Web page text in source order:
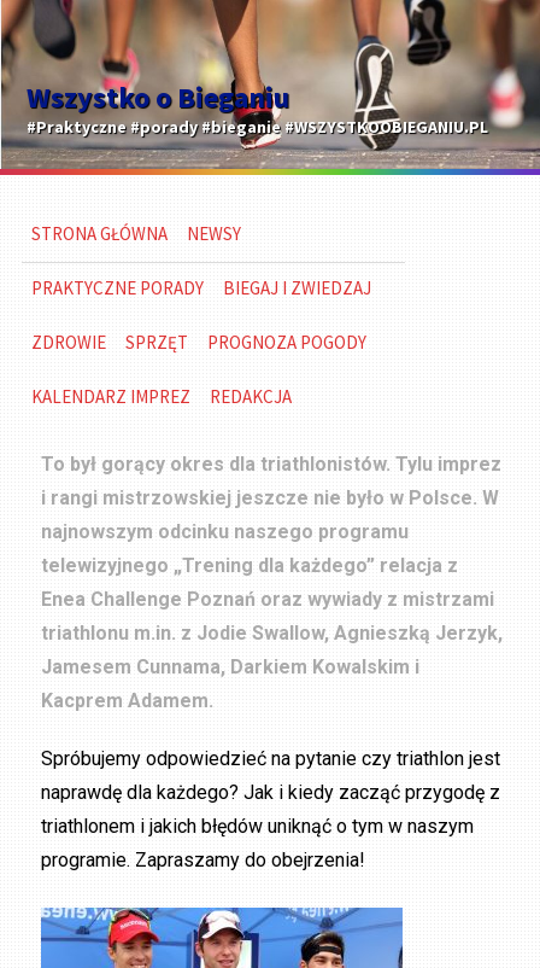
Wszystko o Bieganiu
#Praktyczne #porady #bieganie #WSZYSTKOOBIEGANIU.PL
STRONA GŁÓWNA NEWSY
PRAKTYCZNE PORADY BIEGAJ I ZWIEDZAJ
ZDROWIE SPRZĘT PROGNOZA POGODY
KALENDARZ IMPREZ REDAKCJA
To był gorący okres dla triathlonistów. Tylu imprez
i rangi mistrzowskiej jeszcze nie było w Polsce. W
najnowszym odcinku naszego programu
telewizyjnego „Trening dla każdego” relacja z
Enea Challenge Poznań oraz wywiady z mistrzami
triathlonu m.in. z Jodie Swallow, Agnieszką Jerzyk,
Jamesem Cunnama, Darkiem Kowalskim i
Kacprem Adamem.
Spróbujemy odpowiedzieć na pytanie czy triathlon jest
naprawdę dla każdego? Jak i kiedy zacząć przygodę z
triathlonem i jakich błędów uniknąć o tym w naszym
programie. Zapraszamy do obejrzenia!